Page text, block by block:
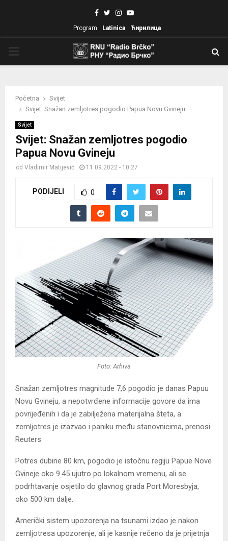
Facebook
TwitterInstagram
Youtube
Program Latinica Ћирилица
Početna
Svijet
Svijet: Snažan zemljotres pogodio Papua Novu Gvineju
Svijet
Svijet: Snažan zemljotres pogodio
Papua Novu Gvineju
od Vladimir Matijević 11.09.2022 - 10:27
PODIJELI 0
Foto: Arhiva
Snažan zemljotres magnitude 7,6 pogodio je danas Papuu
Novu Gvineju, a nepotvrđene informacije govore da ima
povrijeđenih i da je zabilježena materijalna šteta, a
zemljotres je izazvao i paniku među stanovnicima, prenosi
Reuters.
Potres dubine 80 km, pogodio je istočnu regiju Papue Nove
Gvineje oko 9.45 ujutro po lokalnom vremenu, ali se
podrhtavanje osjetilo do glavnog grada Port Moresbyja,
oko 500 km dalje.
Američki sistem upozorenja na tsunami izdao je nakon
zemljotresa upozorenje, ali je kasnije rečeno da je prijetnja